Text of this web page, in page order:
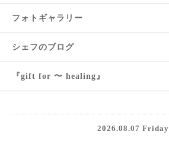
フォトギャラリー
シェフのブログ
『gift for 〜 healing』
2026.08.07 Friday